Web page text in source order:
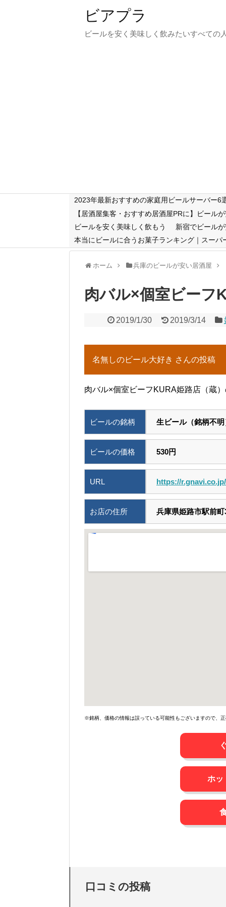
ビアプラ
ビールを安く美味しく飲みたいすべての
2023年最新おすすめの家庭用ビールサーバー6
【居酒屋集客・おすすめ居酒屋PRに】ビール
ビールを安く美味しく飲もう
新宿でビール
本当にビールに合うお菓子ランキング｜スー
ホーム 兵庫のビールが安い居酒屋
肉バル×個室ビーフ
2019/1/30 2019/3/14
名無しのビール大好き さんの投稿
肉バル×個室ビーフKURA姫路店（蔵
ビールの銘柄 生ビール（銘柄不明
ビールの価格 530円
URL https://
お店の住所 兵庫県姫路市駅前
※銘柄、価格の情報は誤っている可能性もございますので、
ホッ
口コミの投稿